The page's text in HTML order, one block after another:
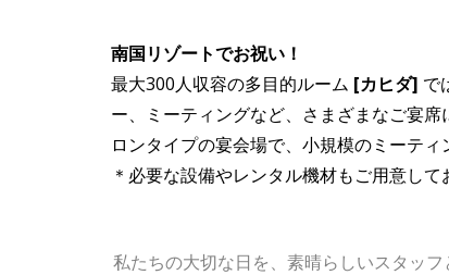
南国リゾートでお祝い！
最大300人収容の多目的ルーム [カヒダ] で
ー、ミーティングなど、さまざまなご宴
ロンタイプの宴会場で、小規模のミーティ
＊必要な設備やレンタル機材もご用意して
私たちの大切な日を、素晴らしいスタッ